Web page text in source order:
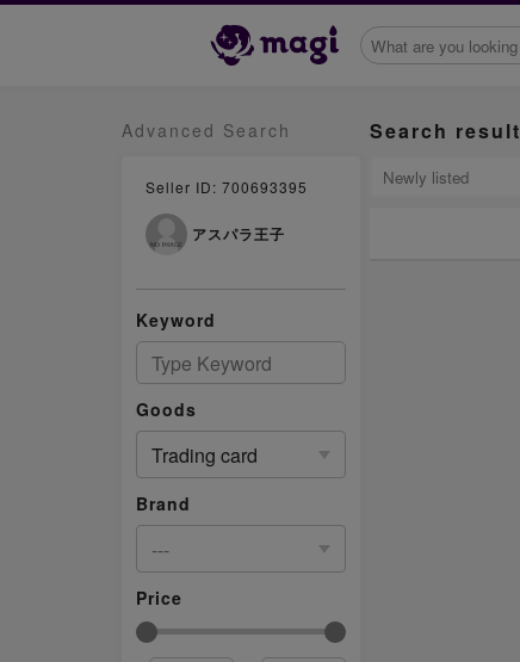
Advanced Search
Seller ID: 700693395
アスパラ王子
Keyword
Goods
Trading card
Brand
---
Price
Search result